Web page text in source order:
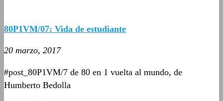
80P1VM/07: Vida de estudiante
20 marzo, 2017
#post_80P1VM/7 de 80 en 1 vuelta al mundo, de
Humberto Bedolla